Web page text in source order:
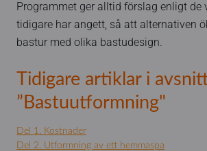
Programmet ger alltid förslag enligt de
tidigare har angett, så att alternativen
bastur med olika bastudesign.
Tidigare artiklar i
”Bastuutformning"
Del 1. Kostnader
Del 2. Utformning av ett hemmaspa